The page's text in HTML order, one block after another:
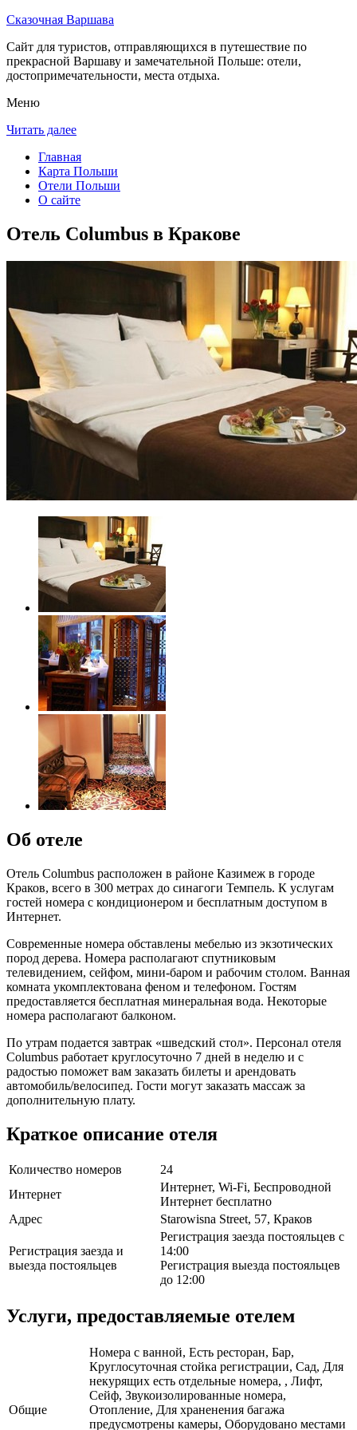
Сказочная Варшава
Сайт для туристов, отправляющихся в путешествие по
прекрасной Варшаву и замечательной Польше: отели,
достопримечательности, места отдыха.
Меню
Читать далее
Главная
Карта Польши
Отели Польши
О сайте
Отель Columbus в Кракове
Об отеле
Отель Columbus расположен в районе Казимеж в городе
Краков, всего в 300 метрах до синагоги Темпель. К услугам
гостей номера с кондиционером и бесплатным доступом в
Интернет.
Современные номера обставлены мебелью из экзотических
пород дерева. Номера располагают спутниковым
телевидением, сейфом, мини-баром и рабочим столом. Ванная
комната укомплектована феном и телефоном. Гостям
предоставляется бесплатная минеральная вода. Некоторые
номера располагают балконом.
По утрам подается завтрак «шведский стол». Персонал отеля
Columbus работает круглосуточно 7 дней в неделю и с
радостью поможет вам заказать билеты и арендовать
автомобиль/велосипед. Гости могут заказать массаж за
дополнительную плату.
Краткое описание отеля
Количество номеров
24
Интернет
Интернет, Wi-Fi, Беспроводной
Интернет бесплатно
Адрес
Starowisna Street, 57, Краков
Регистрация заезда и
выезда постояльцев
Регистрация заезда постояльцев с
14:00
Регистрация выезда постояльцев
до 12:00
Услуги, предоставляемые отелем
Общие
Номера с ванной, Есть ресторан, Бар,
Круглосуточная стойка регистрации, Сад, Для
некурящих есть отдельные номера, , Лифт,
Сейф, Звукоизолированные номера,
Отопление, Для храненения багажа
предусмотрены камеры, Оборудовано местами